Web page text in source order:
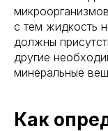
с тем жидкость
должны
другие
минеральные
Как